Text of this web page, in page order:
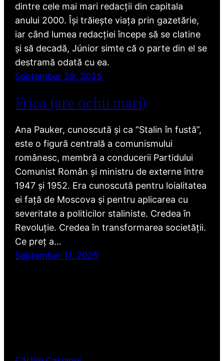
dintre cele mai mari redacții din capitala
anului 2000. Își trăiește viața prin gazetărie,
iar când lumea redacției începe să se clatine
și să decadă, Júnior simte că o parte din el se
destramă odată cu ea.
September 29, 2025
Frica (are ochii mari)
Ana Pauker, cunoscută și ca “Stalin în fustă”,
este o figură centrală a comunismului
românesc, membră a conducerii Partidului
Comunist Român și ministru de externe între
1947 și 1952. Era cunoscută pentru loialitatea
ei față de Moscova și pentru aplicarea cu
severitate a politicilor staliniste. Credea în
Revoluție. Credea în transformarea societății.
Ce preț a…
September 11, 2025